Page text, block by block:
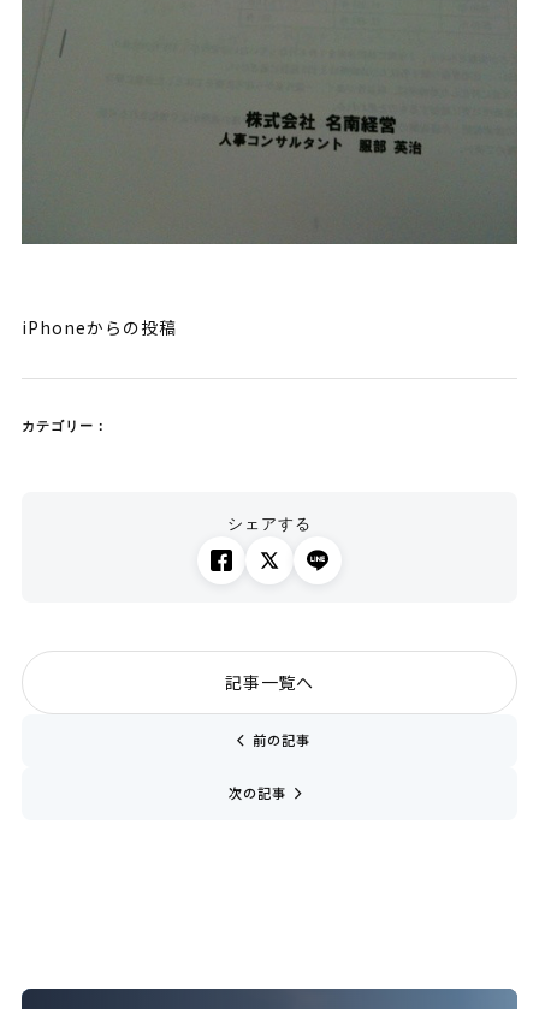
iPhoneからの投稿
カテゴリー：
シェアする
chevron_left 前の記事
記事一覧へ
次の記事 navigate_next